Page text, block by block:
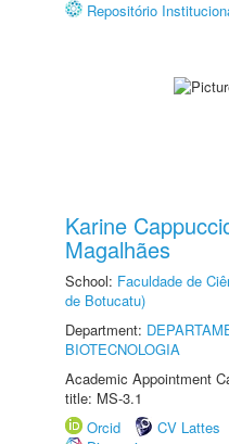
Repositório
Karine
Magalhães
School: Faculdade de
de Botucatu)
Department:
BIOTECNOLOGIA
Academic Appointment
title: MS-3.1
Orcid
CV Lattes